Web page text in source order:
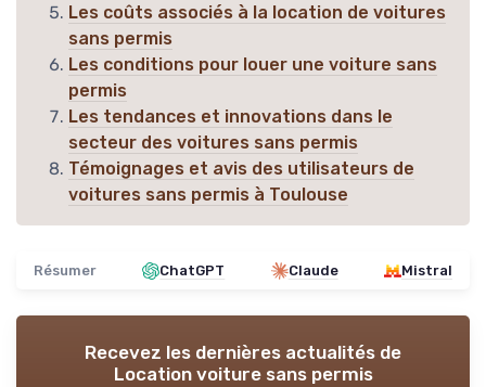
Les coûts associés à la location de voitures
sans permis
Les conditions pour louer une voiture sans
permis
Les tendances et innovations dans le
secteur des voitures sans permis
Témoignages et avis des utilisateurs de
voitures sans permis à Toulouse
Résumer ChatGPT Claude Mistral
Recevez les dernières actualités de
Location voiture sans permis